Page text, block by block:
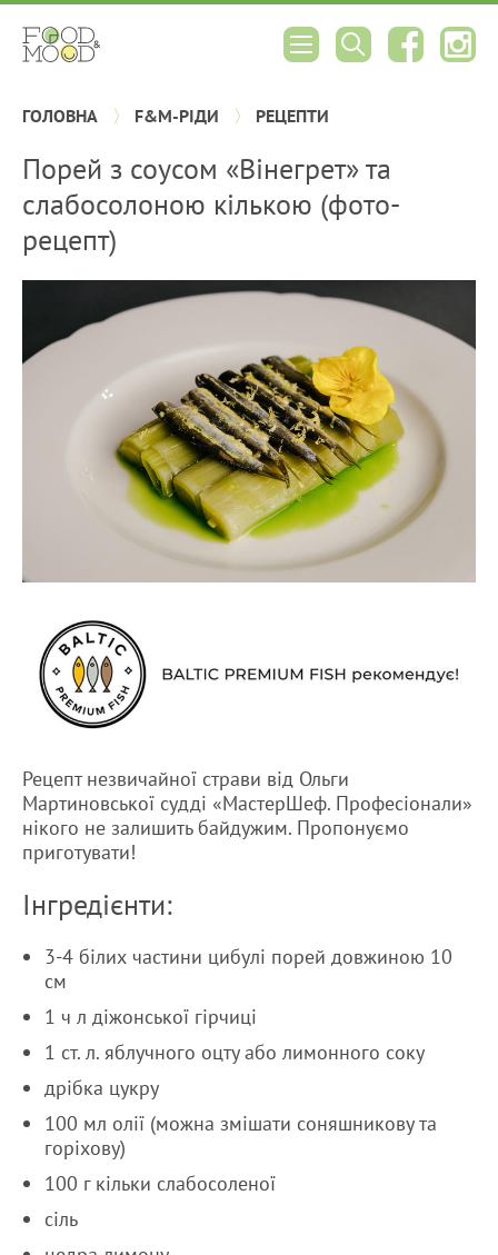
ГОЛОВНА F&M-РІДИ РЕЦЕПТИ
Порей з соусом «Вінегрет» та
слабосолоною кількою (фото-
рецепт)
Рецепт незвичайної страви від Ольги
Мартиновської судді «МастерШеф. Професіонали»
нікого не залишить байдужим. Пропонуємо
приготувати!
Інгредієнти:
3-4 білих частини цибулі порей довжиною 10
см
1 ч л діжонської гірчиці
1 ст. л. яблучного оцту або лимонного соку
дрібка цукру
100 мл олії (можна змішати соняшникову та
горіхову)
100 г кільки слабосоленої
сіль